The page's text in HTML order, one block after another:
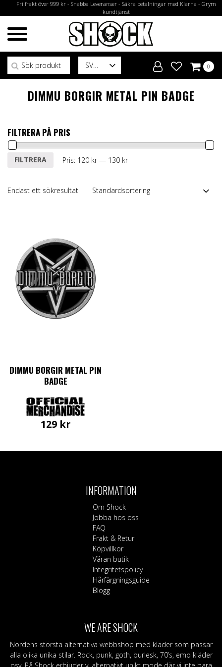
Fri frakt över 999 kr - Snabba Leveranser - Säkra betalningar med Klarna - Grym
kundtjänst
SV
Sök efter:
0
DIMMU BORGIR METAL PIN BADGE
FILTRERA PÅ PRIS
Min
MaxFILTRERA Pris: 120 kr— 130 kr
Endast ett sökresultat
DIMMU BORGIR METAL PIN
BADGE
129 kr
INFORMATION
Om Shock
Jobba hos oss
FAQ
Frakt & Retur
Köpvillkor
Våran butik
Integritetspolicy
Hårfärgningsguide
Blogg
WE ARE SHOCK
Nordens största alternativa webbshop med kläder som passar
alla olika unika stilar. Rock, punk, goth, burlesk, 70’s, emo kläder